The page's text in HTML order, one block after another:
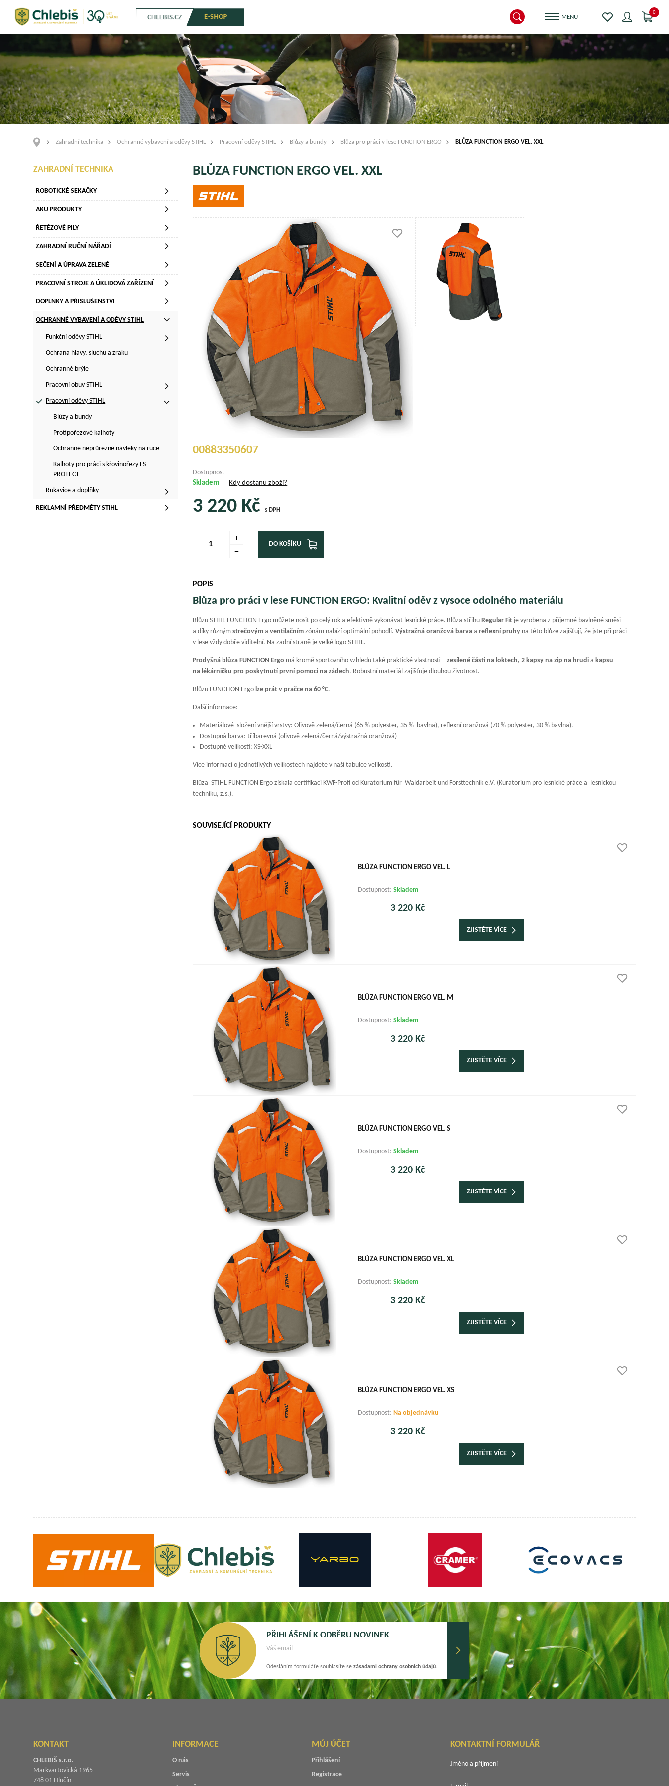
CHLEBIS.CZ E-SHOP
0
Zahradní technika Ochranné vybavení a oděvy STIHL Pracovní oděvy STIHL Blůzy a bundy Blůza pro práci v lese FUNCTION ERGO BLŮZA FUNCTION ERGO VEL. XXL
ZAHRADNÍ TECHNIKA
ROBOTICKÉ SEKAČKY
AKU PRODUKTY
ŘETĚZOVÉ PILY
ZAHRADNÍ RUČNÍ NÁŘADÍ
SEČENÍ A ÚPRAVA ZELENĚ
PRACOVNÍ STROJE A ÚKLIDOVÁ ZAŘÍZENÍ
DOPLŇKY A PŘÍSLUŠENSTVÍ
OCHRANNÉ VYBAVENÍ A ODĚVY STIHL
Funkční oděvy STIHL
Ochrana hlavy, sluchu a zraku
Ochranné brýle
Pracovní obuv STIHL
Pracovní oděvy STIHL
Blůzy a bundy
Protipořezové kalhoty
Ochranné neprůřezné návleky na ruce
Kalhoty pro práci s křovinořezy FS
PROTECT
Rukavice a doplňky
REKLAMNÍ PŘEDMĚTY STIHL
BLŮZA FUNCTION ERGO VEL. XXL
00883350607
Dostupnost
Skladem
Kdy dostanu zboží?
3 220 Kčs DPH
DO KOŠÍKU
POPIS
Blůza pro práci v lese FUNCTION ERGO: Kvalitní oděv z vysoce odolného materiálu
Blůzu STIHL FUNCTION Ergo můžete nosit po celý rok a efektivně vykonávat lesnické práce. Blůza střihu Regular Fit je vyrobena z příjemné bavlněné směsi
a díky různýmstrečovým aventilačním zónám nabízí optimální pohodlí.Výstražná oranžová barva areflexní pruhy na této blůze zajišťují, že jste při práci
v lese vždy dobře viditelní. Na zadní straně je velké logo STIHL.
Prodyšná blůza FUNCTION Ergo má kromě sportovního vzhledu také praktické vlastnosti –zesílené části na loktech, 2 kapsy na zip na hrudi a kapsu
na lékárničku pro poskytnutí první pomoci na zádech. Robustní materiál zajišťuje dlouhou životnost.
Blůzu FUNCTION Ergo lze prát v pračce na 60 °C.
Další informace:
Materiálové složení vnější vrstvy: Olivově zelená/černá (65 % polyester, 35 % bavlna), reflexní oranžová (70 % polyester, 30 % bavlna).
Dostupná barva: tříbarevná (olivově zelená/černá/výstražná oranžová)
Dostupné velikosti: XS-XXL
Více informací o jednotlivých velikostech najdete v naší tabulce velikostí.
Blůza STIHL FUNCTION Ergo získala certifikaci KWF-Profi od Kuratorium für Waldarbeit und Forsttechnik e.V. (Kuratorium pro lesnické práce a lesnickou
techniku, z.s.).
SOUVISEJÍCÍ PRODUKTY
BLŮZA FUNCTION ERGO VEL. L
Dostupnost: Skladem
3 220 Kč
ZJISTĚTE VÍCE
BLŮZA FUNCTION ERGO VEL. M
Dostupnost: Skladem
3 220 Kč
ZJISTĚTE VÍCE
BLŮZA FUNCTION ERGO VEL. S
Dostupnost: Skladem
3 220 Kč
ZJISTĚTE VÍCE
BLŮZA FUNCTION ERGO VEL. XL
Dostupnost: Skladem
3 220 Kč
ZJISTĚTE VÍCE
BLŮZA FUNCTION ERGO VEL. XS
Dostupnost: Na objednávku
3 220 Kč
ZJISTĚTE VÍCE
PŘIHLÁŠENÍ K ODBĚRU NOVINEK
Odesláním formuláře souhlasíte se zásadami ochrany osobních údajů.
KONTAKT
CHLEBIŠ s.r.o.
Markvartovická 1965
748 01 Hlučín
INFORMACE
O nás
Servis
MŮJ ÚČET
Přihlášení
Registrace
KONTAKTNÍ FORMULÁŘ